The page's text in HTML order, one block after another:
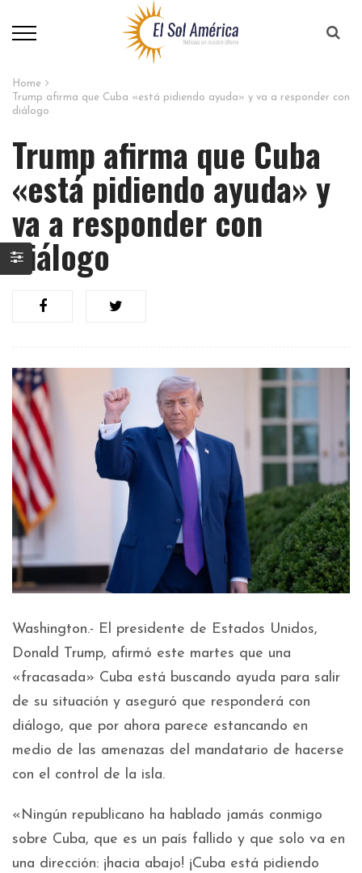
Home
Trump afirma que Cuba «está pidiendo ayuda» y va a responder con
diálogo
Trump afirma que Cuba
«está pidiendo ayuda» y
va a responder con
diálogo
Washington.- El presidente de Estados Unidos,
Donald Trump, afirmó este martes que una
«fracasada» Cuba está buscando ayuda para salir
de su situación y aseguró que responderá con
diálogo, que por ahora parece estancando en
medio de las amenazas del mandatario de hacerse
con el control de la isla.
«Ningún republicano ha hablado jamás conmigo
sobre Cuba, que es un país fallido y que solo va en
una dirección: ¡hacia abajo! ¡Cuba está pidiendo